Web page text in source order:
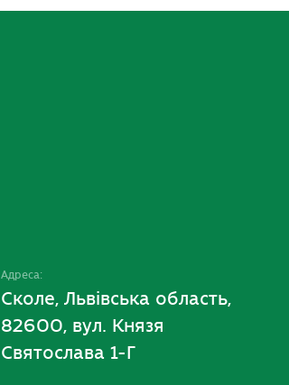
Адреса:
Сколе, Львівська область,
82600, вул. Князя
Святослава 1-Г